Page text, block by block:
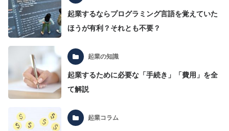
起業するならプログラミング言語を覚えていた
ほうが有利？それとも不要？
起業の知識
起業するために必要な「手続き」「費用」を全
て解説
起業コラム